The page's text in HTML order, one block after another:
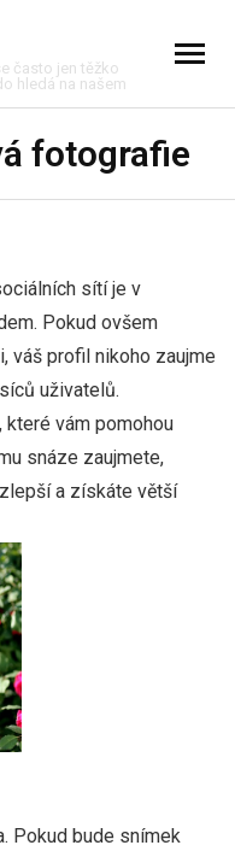
často jen těžko
hledá na našem
fotografie
sítí je v
Pokud ovšem
váš profil nikoho zaujme
uživatelů.
které vám pomohou
snáze zaujmete,
a získáte větší
Pokud bude snímek